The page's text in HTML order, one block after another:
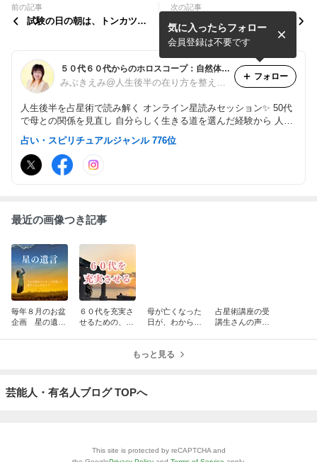
前の記事
試験の日の朝は、トンカツを
次の記事
獅子座の満月～人との関わり
の中で、自分を見出し、欲し
いものに向かってチャレンジ
する
５０代６０代からのホロスコープ：自然体で輝く✨
みぶきえみ@人生後半の在り方を整えて、もっと自由に！
人生後半を占星術で読み解く オンライン星読みセッション✨ 50代
で母との関係を見直し 自分らしく生きる道を選んだ経験から 人生
の転換期にいる女性へ 星を通して、本来の自分を思い出し 自然体
で輝くヒントをお届けしています✨
気に入ったらフォロー
会員登録は不要です
フォロー
占い・スピリチュアルジャンル 776位
最近の画像つき記事
毎年８月のお盆
企画 星の遺言
６０代を充実さ
せるための、理
母が亡くなった
日が、わからな
占星術講座の受
講生さんの声と
もっと見る
芸能人・有名人ブログ TOPへ
This site is protected by reCAPTCHA and